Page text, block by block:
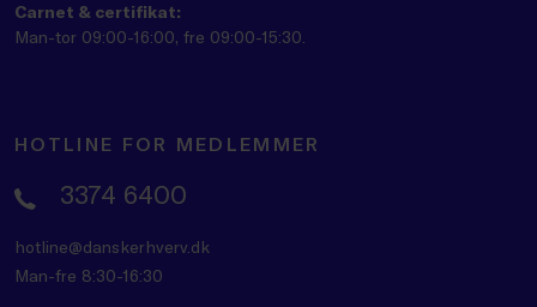
Carnet & certifikat:
Man-tor 09:00-16:00, fre 09:00-15:30.
HOTLINE FOR MEDLEMMER
3374 6400
hotline@danskerhverv.dk
Man-fre 8:30-16:30